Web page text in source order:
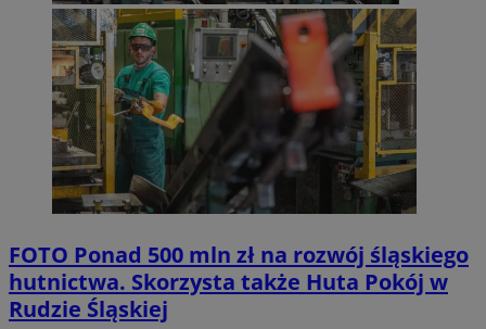
FOTO Ponad 500 mln zł na rozwój śląskiego
hutnictwa. Skorzysta także Huta Pokój w
Rudzie Śląskiej